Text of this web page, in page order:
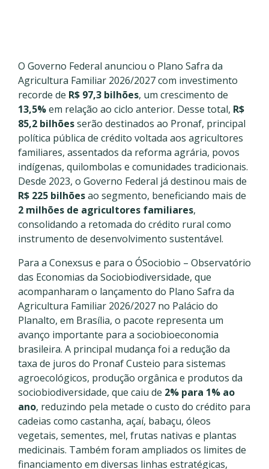
O Governo Federal anunciou o Plano Safra da
Agricultura Familiar 2026/2027 com investimento
recorde de R$ 97,3 bilhões, um crescimento de
13,5%em relação ao ciclo anterior. Desse total, R$
85,2 bilhõesserão destinados ao Pronaf, principal
política pública de crédito voltada aos agricultores
familiares, assentados da reforma agrária, povos
indígenas, quilombolas e comunidades tradicionais.
Desde 2023, o Governo Federal já destinou mais de
R$ 225 bilhõesao segmento, beneficiando mais de
2 milhões de agricultores familiares,
consolidando a retomada do crédito rural como
instrumento de desenvolvimento sustentável.
Para a Conexsus e para o ÓSociobio – Observatório
das Economias da Sociobiodiversidade, que
acompanharam o lançamento do Plano Safra da
Agricultura Familiar 2026/2027 no Palácio do
Planalto, em Brasília, o pacote representa um
avanço importante para a sociobioeconomia
brasileira. A principal mudança foi a redução da
taxa de juros do Pronaf Custeio para sistemas
agroecológicos, produção orgânica e produtos da
sociobiodiversidade, que caiu de 2% para 1% ao
ano, reduzindo pela metade o custo do crédito para
cadeias como castanha, açaí, babaçu, óleos
vegetais, sementes, mel, frutas nativas e plantas
medicinais. Também foram ampliados os limites de
financiamento em diversas linhas estratégicas,